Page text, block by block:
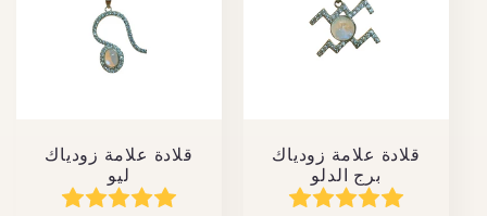
قلادة علامة زودياك
ليو
قلادة علامة زودياك
برج الدلو